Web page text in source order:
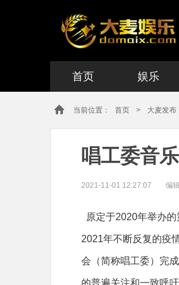
首页 娱乐
当前位置： 首页 > 大麦发布
唱工委音
2021-11-01 12:27:07 编
原定于2020年举办
2021年不断反复的疫
会（简称唱工委）完
的普遍关注和一致呼